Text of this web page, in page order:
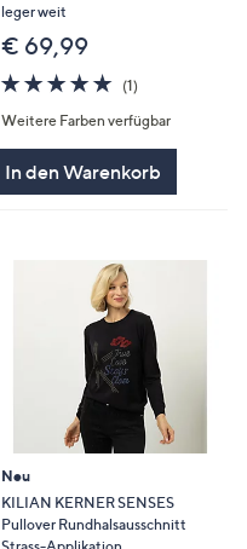
leger weit
€ 69,99
5.0
von
5
(1)
Weitere Farben verfügbar
In den Warenkorb
Neu
KILIAN KERNER SENSES
Pullover Rundhalsausschnitt